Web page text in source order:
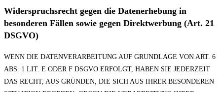
Widerspruchsrecht gegen die Datenerhebung in
besonderen Fällen sowie gegen Direktwerbung (Art. 21
DSGVO)
WENN DIE DATENVERARBEITUNG AUF GRUNDLAGE VON ART. 6
ABS. 1 LIT. E ODER F DSGVO ERFOLGT, HABEN SIE JEDERZEIT
DAS RECHT, AUS GRÜNDEN, DIE SICH AUS IHRER BESONDEREN